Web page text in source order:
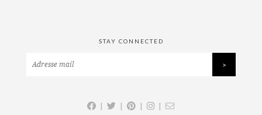
STAY CONNECTED
| | | |